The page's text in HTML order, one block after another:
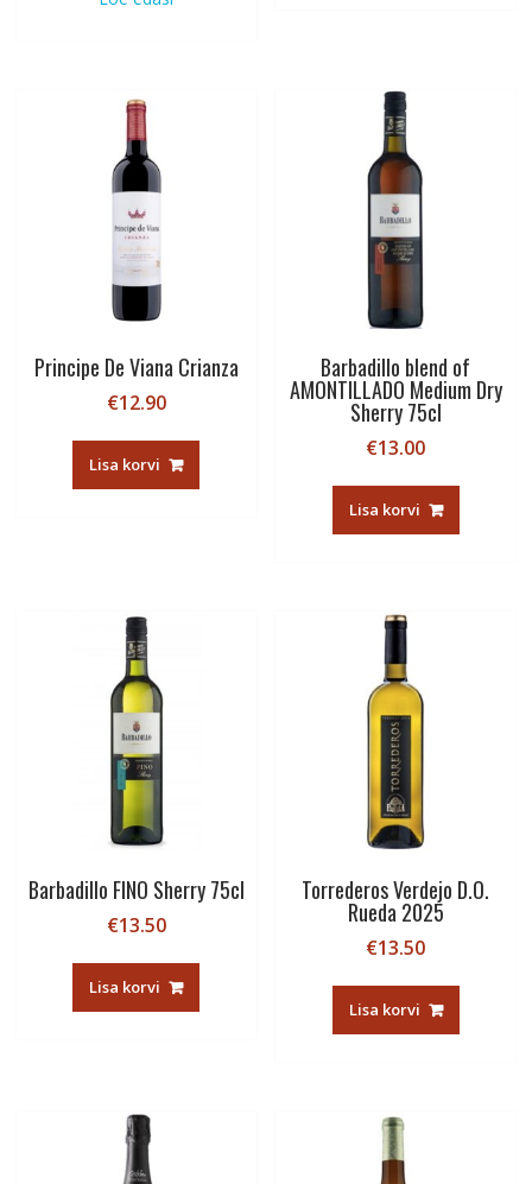
Principe De Viana Crianza
€12.90
Lisa korvi
Barbadillo blend of
AMONTILLADO Medium Dry
Sherry 75cl
€13.00
Lisa korvi
Barbadillo FINO Sherry 75cl
€13.50
Lisa korvi
Torrederos Verdejo D.O.
Rueda 2025
€13.50
Lisa korvi